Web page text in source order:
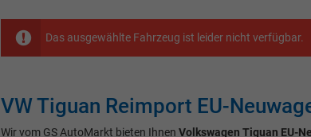
Das ausgewählte Fahrzeug ist leider nicht verfügbar.
VW Tiguan Reimport EU-
Wir vom GS AutoMarkt bieten Ihnen Volkswagen Tiguan EU-